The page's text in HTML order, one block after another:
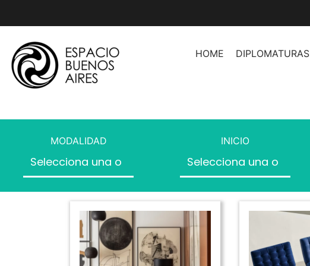
HOME DIPLOMATURAS
Asesoramiento de Imagen II
Herramientas Profesionales para
Organización de Espacios
Producción de Moda
Producción de Moda II
Producción de Desfiles
Introducción a la Moda
MODALIDAD INICIO